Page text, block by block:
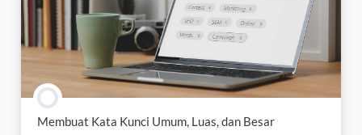
Membuat Kata Kunci Umum, Luas, dan Besar